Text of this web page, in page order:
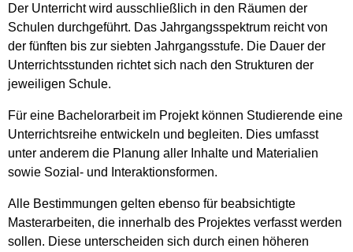
Der Unterricht wird ausschließlich in den Räumen der
Schulen durchgeführt. Das Jahrgangsspektrum reicht von
der fünften bis zur siebten Jahrgangsstufe. Die Dauer der
Unterrichtsstunden richtet sich nach den Strukturen der
jeweiligen Schule.
Für eine Bachelorarbeit im Projekt können Studierende eine
Unterrichtsreihe entwickeln und begleiten. Dies umfasst
unter anderem die Planung aller Inhalte und Materialien
sowie Sozial- und Interaktionsformen.
Alle Bestimmungen gelten ebenso für beabsichtigte
Masterarbeiten, die innerhalb des Projektes verfasst werden
sollen. Diese unterscheiden sich durch einen höheren